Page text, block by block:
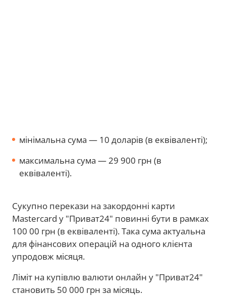
мінімальна сума — 10 доларів (в еквіваленті);
максимальна сума — 29 900 грн (в
еквіваленті).
Сукупно перекази на закордонні карти
Mastercard у "Приват24" повинні бути в рамках
100 00 грн (в еквіваленті). Така сума актуальна
для фінансових операцій на одного клієнта
упродовж місяця.
Ліміт на купівлю валюти онлайн у "Приват24"
становить 50 000 грн за місяць.